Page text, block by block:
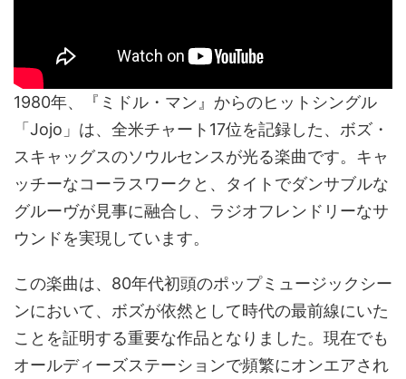
1980年、『ミドル・マン』からのヒットシングル
「Jojo」は、全米チャート17位を記録した、ボズ・
スキャッグスのソウルセンスが光る楽曲です。キャ
ッチーなコーラスワークと、タイトでダンサブルな
グルーヴが見事に融合し、ラジオフレンドリーなサ
ウンドを実現しています。
この楽曲は、80年代初頭のポップミュージックシー
ンにおいて、ボズが依然として時代の最前線にいた
ことを証明する重要な作品となりました。現在でも
オールディーズステーションで頻繁にオンエアされ